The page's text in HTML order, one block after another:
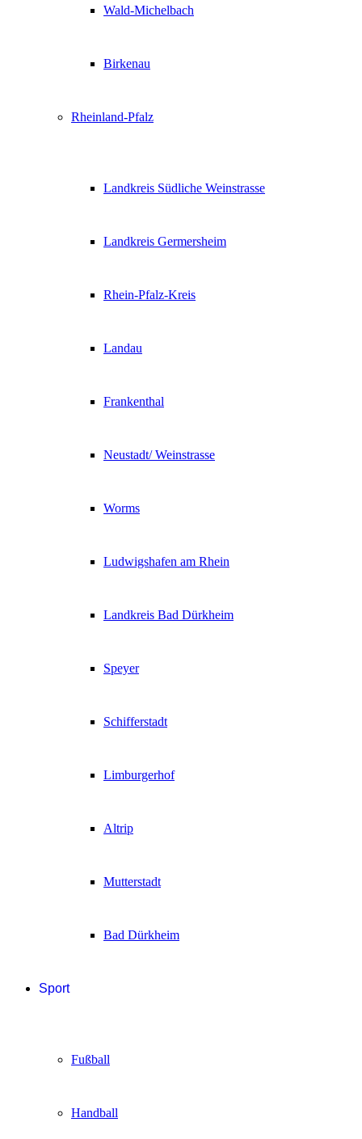
Wald-Michelbach
Birkenau
Rheinland-Pfalz
Landkreis Südliche Weinstrasse
Landkreis Germersheim
Rhein-Pfalz-Kreis
Landau
Frankenthal
Neustadt/ Weinstrasse
Worms
Ludwigshafen am Rhein
Landkreis Bad Dürkheim
Speyer
Schifferstadt
Limburgerhof
Altrip
Mutterstadt
Bad Dürkheim
Sport
Fußball
Handball